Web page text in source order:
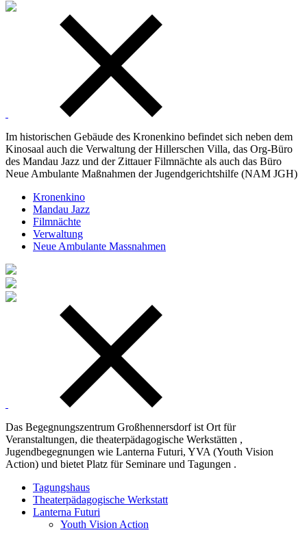
Im historischen Gebäude des Kronenkino befindet sich neben dem
Kinosaal auch die Verwaltung der Hillerschen Villa, das Org-Büro
des Mandau Jazz und der Zittauer Filmnächte als auch das Büro
Neue Ambulante Maßnahmen der Jugendgerichtshilfe (NAM JGH)
Kronenkino
Mandau Jazz
Filmnächte
Verwaltung
Neue Ambulante Massnahmen
Das Begegnungszentrum Großhennersdorf ist Ort für
Veranstaltungen, die theaterpädagogische Werkstätten ,
Jugendbegegnungen wie Lanterna Futuri, YVA (Youth Vision
Action) und bietet Platz für Seminare und Tagungen .
Tagungshaus
Theaterpädagogische Werkstatt
Lanterna Futuri
Youth Vision Action